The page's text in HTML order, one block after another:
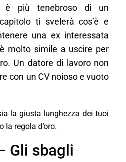
è più tenebroso di un
ti svelerà cos’è e
una ex interessata
molto simile a uscire per
Un datore di lavoro non
con un CV noioso e vuoto
la giusta lunghezza dei tuoi
la regola d’oro.
Gli sbagli